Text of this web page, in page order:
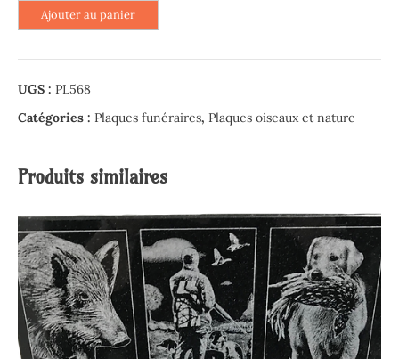
quantité
de
granit
Labrador
nous
tant
Ajouter au panier
UGS : PL568
Catégories : Plaques funéraires, Plaques oiseaux et nature
Produits similaires